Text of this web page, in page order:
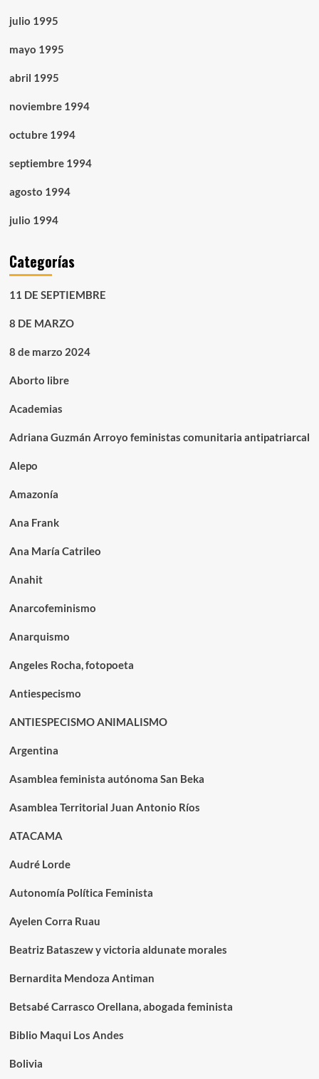
julio 1995
mayo 1995
abril 1995
noviembre 1994
octubre 1994
septiembre 1994
agosto 1994
julio 1994
Categorías
11 DE SEPTIEMBRE
8 DE MARZO
8 de marzo 2024
Aborto libre
Academias
Adriana Guzmán Arroyo feministas comunitaria antipatriarcal
Alepo
Amazonía
Ana Frank
Ana María Catrileo
Anahit
Anarcofeminismo
Anarquismo
Angeles Rocha, fotopoeta
Antiespecismo
ANTIESPECISMO ANIMALISMO
Argentina
Asamblea feminista autónoma San Beka
Asamblea Territorial Juan Antonio Ríos
ATACAMA
Audré Lorde
Autonomía Política Feminista
Ayelen Corra Ruau
Beatriz Bataszew y victoria aldunate morales
Bernardita Mendoza Antiman
Betsabé Carrasco Orellana, abogada feminista
Biblio Maqui Los Andes
Bolivia